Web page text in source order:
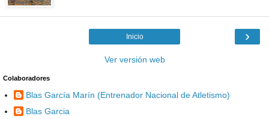
›
Inicio
Ver versión web
Colaboradores
Blas García Marín (Entrenador Nacional de Atletismo)
Blas Garcia